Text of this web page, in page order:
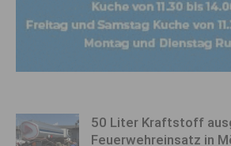
50 Liter Kraftstoff
Feuerwehreinsatz in